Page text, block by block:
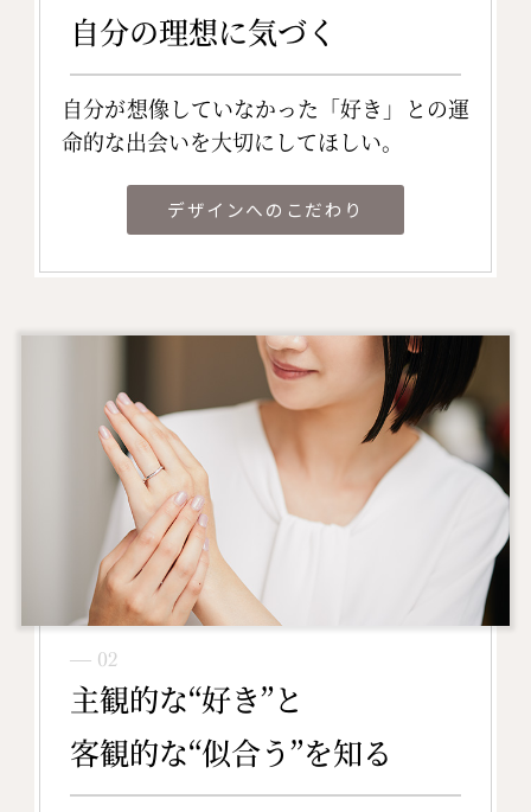
自分の理想に気づく
自分が想像していなかった「好き」との運
命的な出会いを大切にしてほしい。
デザインへのこだわり
― 02
主観的な“好き”と
客観的な“似合う”を知る